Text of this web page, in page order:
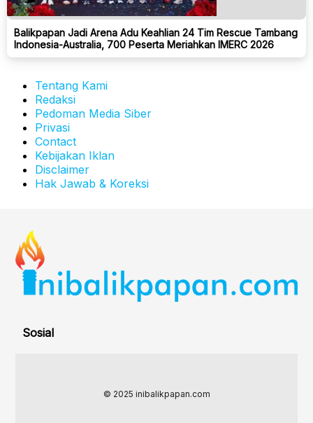
Balikpapan Jadi Arena Adu Keahlian 24 Tim Rescue Tambang
Indonesia-Australia, 700 Peserta Meriahkan IMERC 2026
Tentang Kami
Redaksi
Pedoman Media Siber
Privasi
Contact
Kebijakan Iklan
Disclaimer
Hak Jawab & Koreksi
Sosial
© 2025 inibalikpapan.com